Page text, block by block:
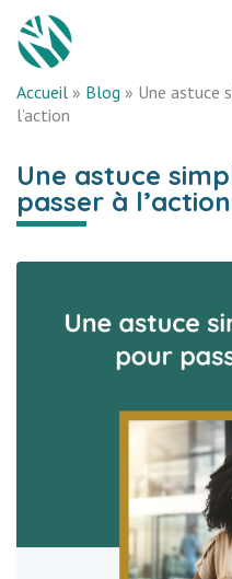
Accueil » Blog » Une astuce
l’action
Une astuce
passer à l’action